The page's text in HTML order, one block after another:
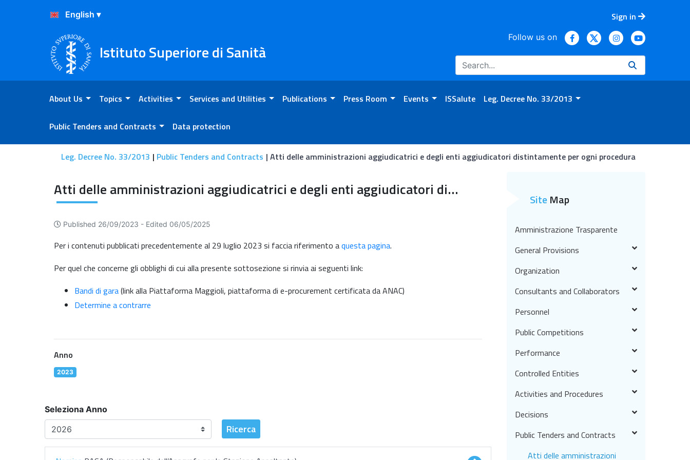
Skip to Content
Skip to Footer
Sign in
Istituto Superiore di Sanità
Follow us on
About Us Topics Activities Services and Utilities Publications Press Room Events ISSalute Leg. Decree No. 33/2013
Public Tenders and Contracts Data protection
Leg. Decree No. 33/2013 Public Tenders and Contracts Atti delle amministrazioni aggiudicatrici e degli enti aggiudicatori distintamente per ogni procedura
Atti delle amministrazioni aggiudicatrici e degli enti aggiudicatori distintamente
Atti delle amministrazioni aggiudicatrici e degli enti aggiudicatori distintamente per ogni procedura
Published 26/09/2023 - Edited 06/05/2025
Per i contenuti pubblicati precedentemente al 29 luglio 2023 si faccia riferimento aquesta pagina.
Per quel che concerne gli obblighi di cui alla presente sottosezione si rinvia ai seguenti link:
Bandi di gara(link alla Piattaforma Maggioli, piattaforma di e-procurement certificata da ANAC)
Determine a contrarre
Anno
2023
Seleziona Anno
Ricerca
SiteMap
Amministrazione Trasparente
General Provisions
Organization
Consultants and Collaborators
Personnel
Public Competitions
Performance
Controlled Entities
Activities and Procedures
Decisions
Public Tenders and Contracts
Atti delle amministrazioni